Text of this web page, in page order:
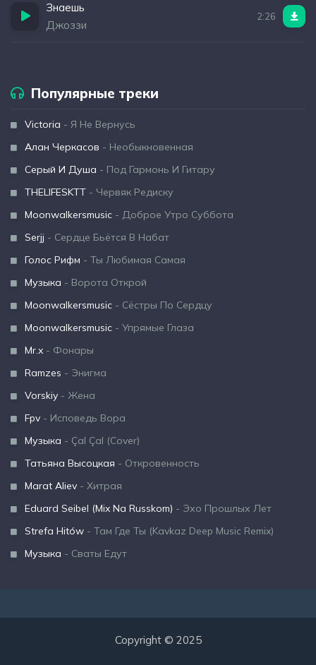
Знаешь
Джоззи
2:26
Популярные треки
Victoria - Я Не Вернусь
Алан Черкасов - Необыкновенная
Серый И Душа - Под Гармонь И Гитару
THELIFESKTT - Червяк Редиску
Moonwalkersmusic - Доброе Утро Суббота
Serjj - Сердце Бьётся В Набат
Голос Рифм - Ты Любимая Самая
Музыка - Ворота Открой
Moonwalkersmusic - Сёстры По Сердцу
Moonwalkersmusic - Упрямые Глаза
Mr.x - Фонары
Ramzes - Энигма
Vorskiy - Жена
Fpv - Исповедь Вора
Музыка - Çal Çal (Cover)
Татьяна Высоцкая - Откровенность
Marat Aliev - Хитрая
Eduard Seibel (Mix Na Russkom) - Эхо Прошлых Лет
Strefa Hitów - Там Где Ты (Kavkaz Deep Music Remix)
Музыка - Сваты Едут
Copyright © 2025